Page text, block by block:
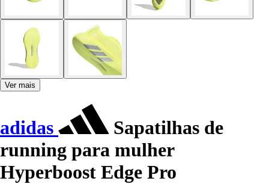
Ver mais
adidas
Sapatilhas de
running para mulher
Hyperboost Edge Pro